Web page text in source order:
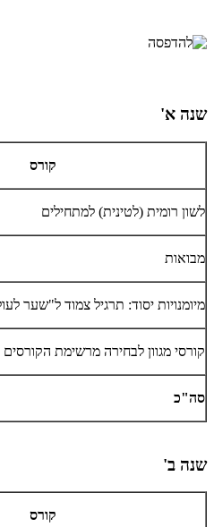
שנה א'
קורס
לשון רומית (לטינית) למתחילים
מבואות
מיומנויות יסוד: תרגיל צמוד ל"שער
קורסי מגוון לבחירה מרשימת
סה"כ
שנה ב'
קורס